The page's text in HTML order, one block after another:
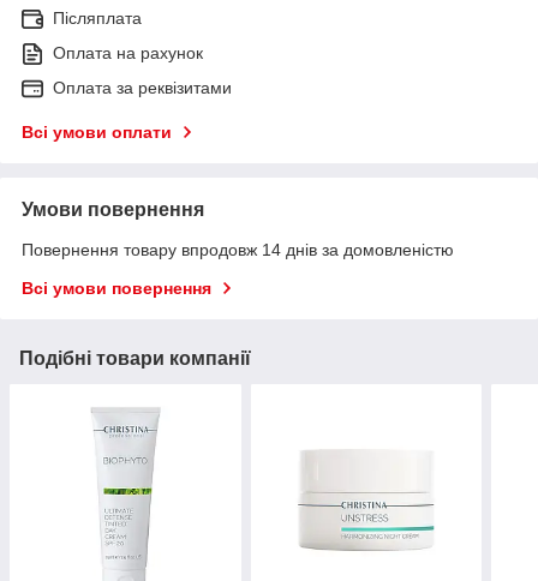
Післяплата
Оплата на рахунок
Оплата за реквізитами
Всі умови оплати
Умови повернення
Повернення товару впродовж 14 днів за домовленістю
Всі умови повернення
Подібні товари компанії